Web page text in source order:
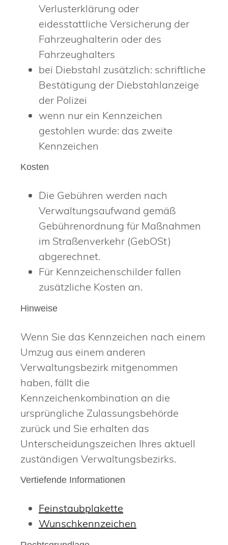
Verlusterklärung oder
eidesstattliche Versicherung der
Fahrzeughalterin oder des
Fahrzeughalters
bei Diebstahl zusätzlich: schriftliche
Bestätigung der Diebstahlanzeige
der Polizei
wenn nur ein Kennzeichen
gestohlen wurde: das zweite
Kennzeichen
Kosten
Die Gebühren werden nach
Verwaltungsaufwand gemäß
Gebührenordnung für Maßnahmen
im Straßenverkehr (GebOSt)
abgerechnet.
Für Kennzeichenschilder fallen
zusätzliche Kosten an.
Hinweise
Wenn Sie das Kennzeichen nach einem
Umzug aus einem anderen
Verwaltungsbezirk mitgenommen
haben, fällt die
Kennzeichenkombination an die
ursprüngliche Zulassungsbehörde
zurück und Sie erhalten das
Unterscheidungszeichen Ihres aktuell
zuständigen Verwaltungsbezirks.
Vertiefende Informationen
Feinstaubplakette
Wunschkennzeichen